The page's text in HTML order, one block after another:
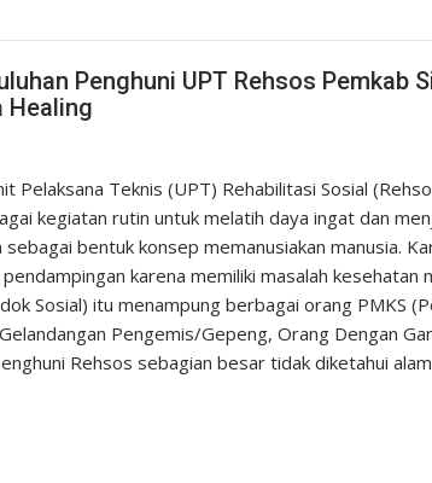
Penghuni UPT Rehsos Pemkab
Healing
Pelaksana Teknis (UPT) Rehabilitasi Sosial
kegiatan rutin untuk melatih daya ingat dan
bentuk konsep memanusiakan manusia.
karena memiliki masalah kesehatan
Sosial) itu menampung berbagai orang PMKS
Pengemis/Gepeng, Orang Dengan
Rehsos sebagian besar tidak diketahui